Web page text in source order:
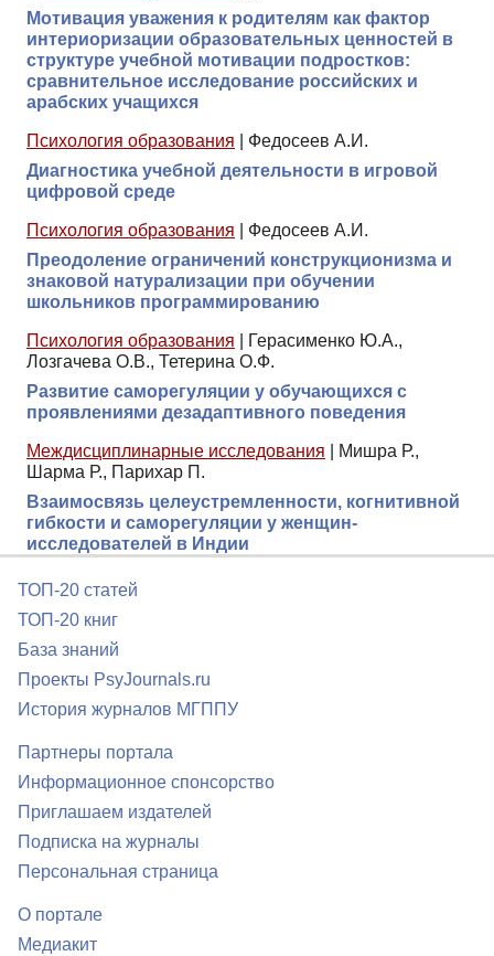
Мотивация уважения к родителям как фактор
интериоризации образовательных ценностей в
структуре учебной мотивации подростков:
сравнительное исследование российских и
арабских учащихся
Психология образования
Федосеев А.И.
Диагностика учебной деятельности в игровой
цифровой среде
Психология образования
Федосеев А.И.
Преодоление ограничений конструкционизма и
знаковой натурализации при обучении
школьников программированию
Психология образования
Герасименко Ю.А.,
Лозгачева О.В., Тетерина О.Ф.
Развитие саморегуляции у обучающихся с
проявлениями дезадаптивного поведения
Междисциплинарные исследования
Мишра Р.,
Шарма Р., Парихар П.
Взаимосвязь целеустремленности, когнитивной
гибкости и саморегуляции у женщин-
исследователей в Индии
ТОП-20 статей
ТОП-20 книг
База знаний
Проекты PsyJournals.ru
История журналов МГППУ
Партнеры портала
Информационное спонсорство
Приглашаем издателей
Подписка на журналы
Персональная страница
О портале
Медиакит